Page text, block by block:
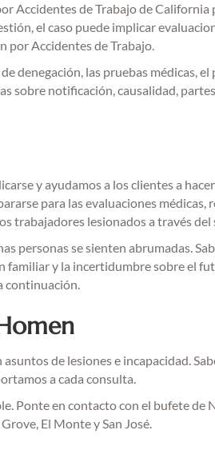
Accidentes de Trabajo de
el caso puede implicar
por Accidentes de Trabajo.
denegación, las pruebas médicas,
sobre notificación, causalidad,
y ayudamos a los clientes a
para las evaluaciones
trabajadores lesionados a través
personas se sienten abrumadas.
y la incertidumbre sobre el
continuación.
de lesiones e incapacidad.
a cada consulta.
Ponte en contacto con el bufete
El Monte y San José.